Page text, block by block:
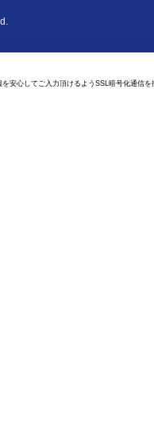
安心してご入力頂けるようSSL暗号化通信